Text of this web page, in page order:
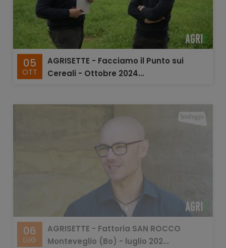
05
OTT
AGRISETTE - Facciamo il Punto sui
Cereali - Ottobre 2024...
06
LUG
AGRISETTE - Fattoria SAN ROCCO
Monteveglio (Bo) - luglio 202...